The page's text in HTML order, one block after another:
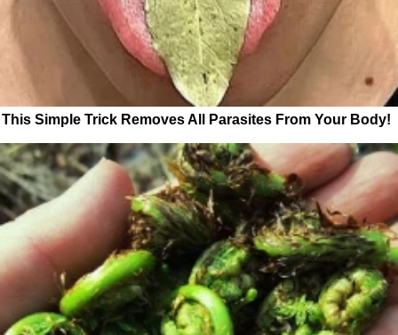
This Simple Trick Removes All Parasites From Your Body!